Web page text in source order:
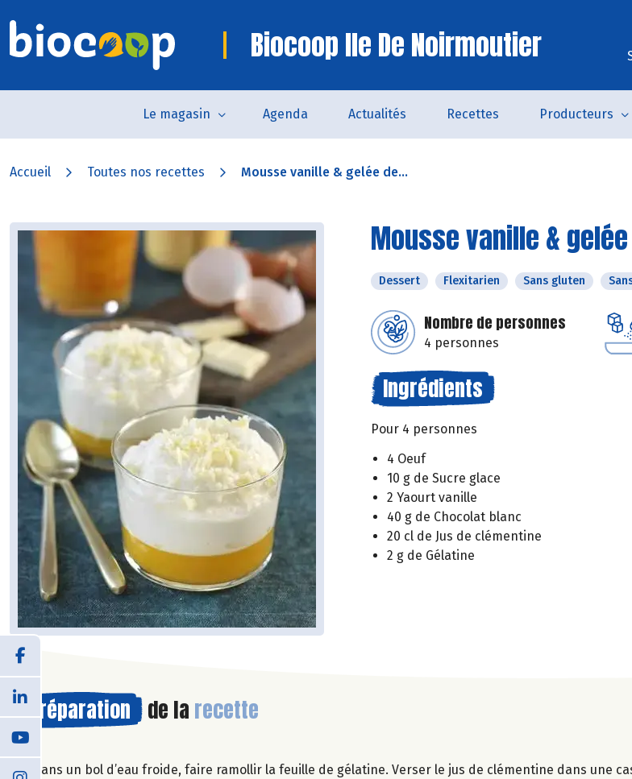
Biocoop Ile De Noirmoutier
Le magasin Agenda Actualités Recettes Producteurs
Accueil Toutes nos recettes Mousse vanille & gelée de...
Mousse vanille &
Dessert Flexitarien Sans gluten
Nombre de personnes
4 personnes
Ingrédients
Pour 4 personnes
4 Oeuf
10 g de Sucre glace
2 Yaourt vanille
40 g de Chocolat blanc
20 cl de Jus de clémentine
2 g de Gélatine
Préparation de la recette
Dans un bol d’eau froide, faire ramollir la feuille de gélatine. Verser le jus de clémentine dans une